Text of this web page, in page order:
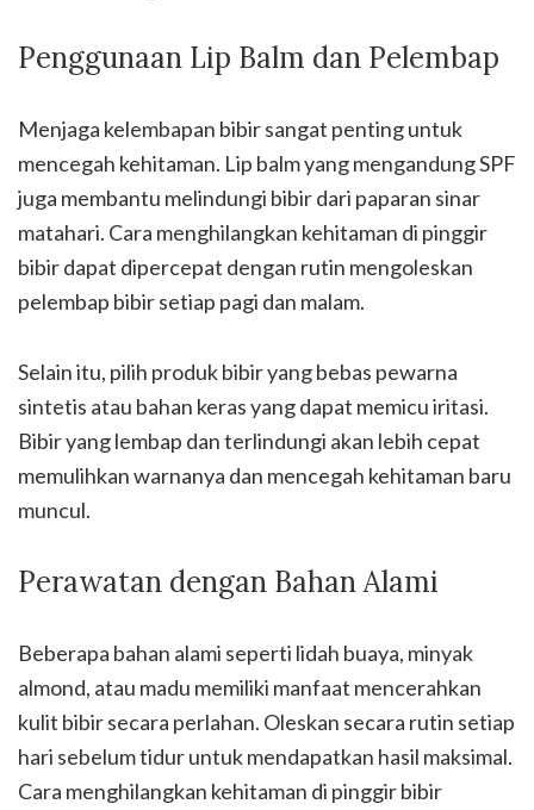
Penggunaan Lip Balm dan Pelembap
Menjaga kelembapan bibir sangat penting untuk
mencegah kehitaman. Lip balm yang mengandung SPF
juga membantu melindungi bibir dari paparan sinar
matahari. Cara menghilangkan kehitaman di pinggir
bibir dapat dipercepat dengan rutin mengoleskan
pelembap bibir setiap pagi dan malam.
Selain itu, pilih produk bibir yang bebas pewarna
sintetis atau bahan keras yang dapat memicu iritasi.
Bibir yang lembap dan terlindungi akan lebih cepat
memulihkan warnanya dan mencegah kehitaman baru
muncul.
Perawatan dengan Bahan Alami
Beberapa bahan alami seperti lidah buaya, minyak
almond, atau madu memiliki manfaat mencerahkan
kulit bibir secara perlahan. Oleskan secara rutin setiap
hari sebelum tidur untuk mendapatkan hasil maksimal.
Cara menghilangkan kehitaman di pinggir bibir